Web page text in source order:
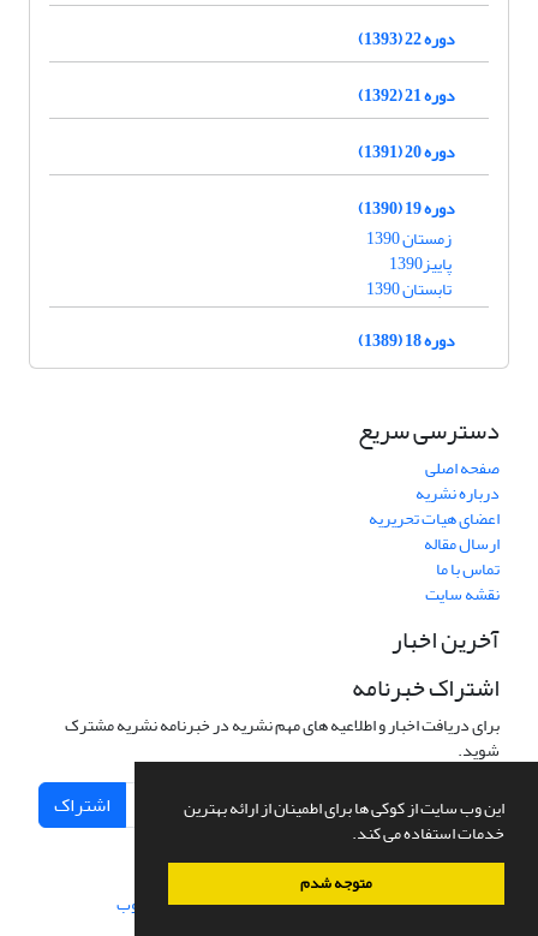
این وب سایت از کوکی ها برای اطمینان از ارائه بهترین
خدمات استفاده می کند.
متوجه شدم
دوره 22 (1393)
دوره 21 (1392)
دوره 20 (1391)
دوره 19 (1390)
زمستان 1390
پاییز1390
تابستان 1390
دوره 18 (1389)
دسترسی سریع
صفحه اصلی
درباره نشریه
اعضای هیات تحریریه
ارسال مقاله
تماس با ما
نقشه سایت
آخرین اخبار
اشتراک خبرنامه
برای دریافت اخبار و اطلاعیه های مهم نشریه در خبرنامه نشریه مشترک
شوید.
اشتراک
سامانه مدیریت نشریات علمی.طراحی و پیاده سازی از سیناوب